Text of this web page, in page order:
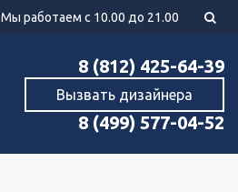
Мы работаем с 10.00 до 21.00
8 (812) 425-64-39
Вызвать дизайнера
8 (499) 577-04-52